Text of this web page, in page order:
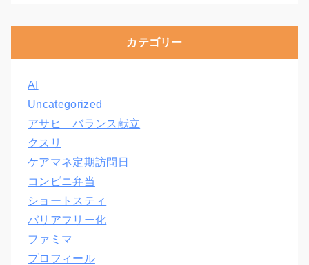
カテゴリー
AI
Uncategorized
アサヒ バランス献立
クスリ
ケアマネ定期訪問日
コンビニ弁当
ショートスティ
バリアフリー化
ファミマ
プロフィール